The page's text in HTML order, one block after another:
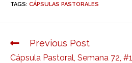
TAGS: CÁPSULAS PASTORALES
Previous Post
Cápsula Pastoral, Semana 72, #1